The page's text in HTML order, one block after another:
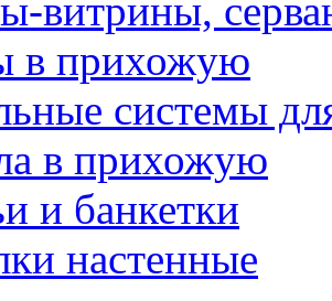
витрины,
в прихожую
системы
в прихожую
и банкетки
настенные